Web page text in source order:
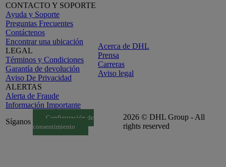
CONTACTO Y SOPORTE
Ayuda y Soporte
Preguntas Frecuentes
Contáctenos
Encontrar una ubicación
LEGAL
Términos y Condiciones
Garantía de devolución
Aviso De Privacidad
ALERTAS
Alerta de Fraude
Información Importante
Acerca de DHL
Prensa
Carreras
Aviso legal
Síganos
Configuración de
consentimiento
2026 © DHL Group - All
rights reserved